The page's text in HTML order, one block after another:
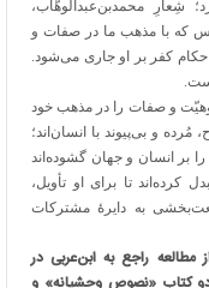
شِعارِ محمدبن‌عبدالوهّاب،
که با مذهب ما در صفات و
کفر بر او جاری می‌شود.
و صفات را در مذهب خود
و بی‌پیوند با انسان‌اند؛
بر انسان و جهان گشوده‌اند
تا برای او تأویل،
به دایرهٔ مشترکات
راجع به ابن‌عربی در
کتاب «نصوص وحشیانه» و